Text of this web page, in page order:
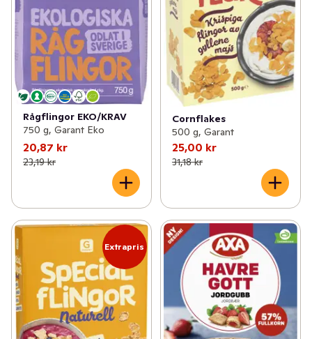
Rågflingor EKO/KRAV
750 g, Garant Eko
20,87 kr
23,19 kr
Cornflakes
500 g, Garant
25,00 kr
31,18 kr
Extrapris